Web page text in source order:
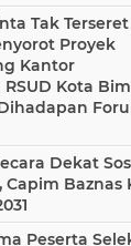
Tak Terseret
Proyek
Kantor
Kota
Dekat
Capim Baznas
Peserta